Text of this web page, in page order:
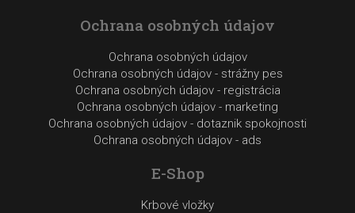
Ochrana osobných údajov
Ochrana osobných údajov
Ochrana osobných údajov - strážny pes
Ochrana osobných údajov - registrácia
Ochrana osobných údajov - marketing
Ochrana osobných údajov - dotaznik spokojnosti
Ochrana osobných údajov - ads
E-Shop
Krbové vložky